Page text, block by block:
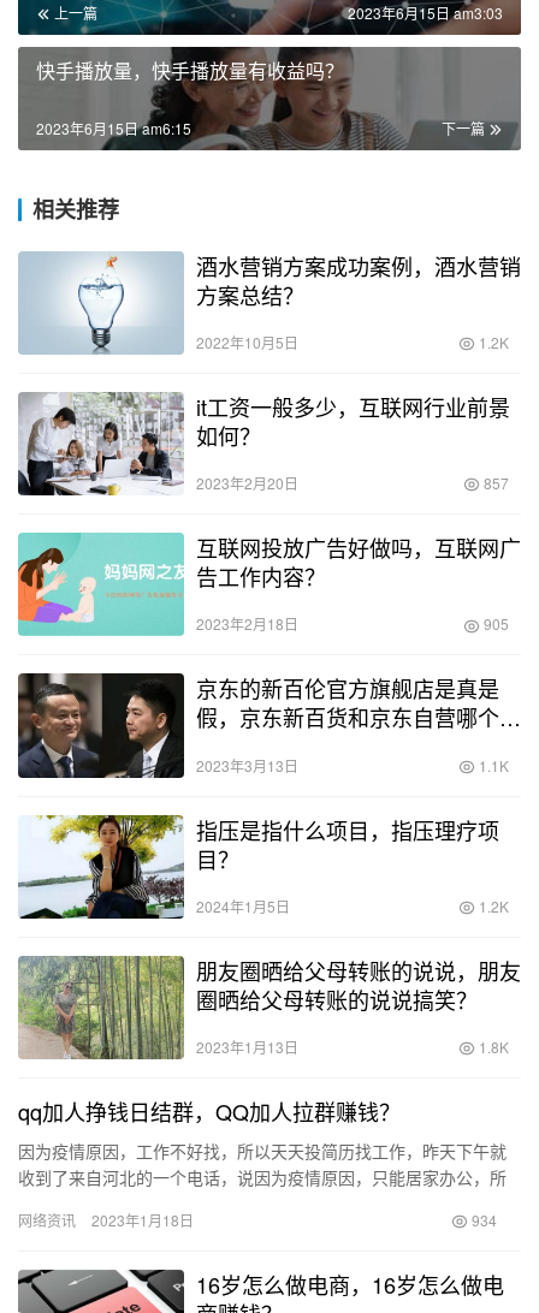
上一篇 2023年6月15日 am3:03
快手播放量，快手播放量有收益吗？
下一篇
2023年6月15日 am6:15
相关推荐
酒水营销方案成功案例，酒水营销
方案总结？
2022年10月5日 1.2K
it工资一般多少，互联网行业前景
如何？
2023年2月20日 857
互联网投放广告好做吗，互联网广
告工作内容？
2023年2月18日 905
京东的新百伦官方旗舰店是真是
假，京东新百货和京东自营哪个保
2023年3月13日 1.1K
指压是指什么项目，指压理疗项
目？
2024年1月5日 1.2K
朋友圈晒给父母转账的说说，朋友
圈晒给父母转账的说说搞笑？
2023年1月13日 1.8K
qq加人挣钱日结群，QQ加人拉群赚钱？
因为疫情原因，工作不好找，所以天天投简历找工作，昨天下午就
收到了来自河北的一个电话，说因为疫情原因，只能居家办公，所
吗？万万…
网络资讯 2023年1月18日 934
16岁怎么做电商，16岁怎么做电